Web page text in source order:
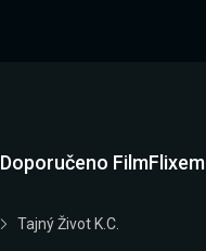
Doporučeno FilmFlixem
Tajný Život K.C.